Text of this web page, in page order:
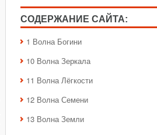
СОДЕРЖАНИЕ САЙТА:
1 Волна Богини
10 Волна Зеркала
11 Волна Лёгкости
12 Волна Семени
13 Волна Земли